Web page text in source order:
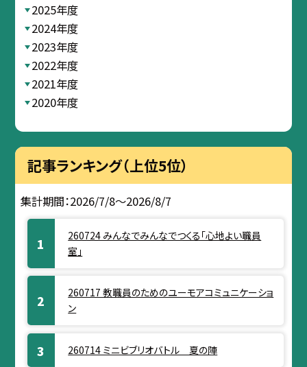
2025年度
2024年度
2023年度
2022年度
2021年度
2020年度
記事ランキング（上位5位）
集計期間：2026/7/8～2026/8/7
260724 みんなでみんなでつくる「心地よい職員
室」
260717 教職員のためのユーモアコミュニケーショ
ン
260714 ミニビブリオバトル 夏の陣